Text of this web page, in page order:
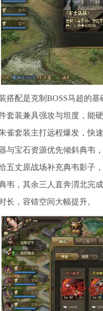
搭配是克制BOSS马超的
套装兼具强攻与坦度，能
雀套装主打远程爆发，快
与宝石资源优先倾斜典韦
五丈原战场补充典韦影子
韦，其余三人直奔渭北完
长，容错空间大幅提升。